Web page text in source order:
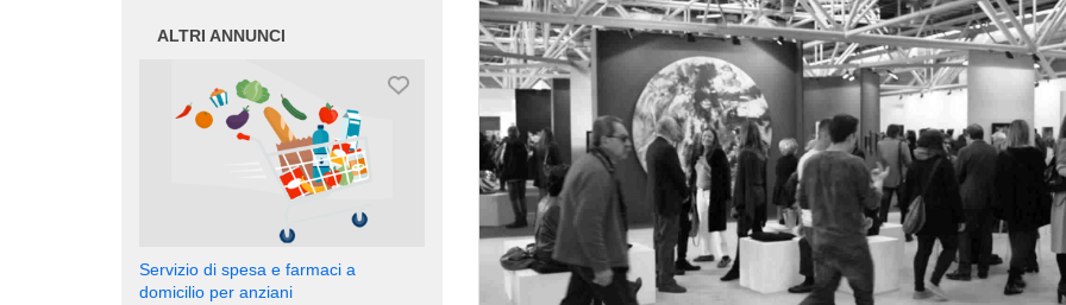
ALTRI ANNUNCI
Servizio di spesa e farmaci a
domicilio per anziani